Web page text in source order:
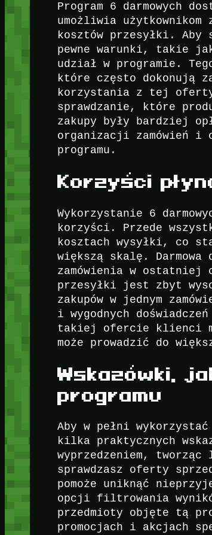
Program 6 darmowych
umożliwia użytkownikom
kosztów przesyłki.
pewne warunki, takie
udział w programie.
które często dokonują
korzystania z tej oferty
sprawdzanie, które
zakupy były bardziej
organizacji zamówień i
programu.
Korzyści
Wykorzystanie 6
korzyści. Przede
kosztach wysyłki, co
większą skalę.
zamówienia w
przesyłki jest zbyt
zakupów w jednym
i wygodnych
takiej ofercie klienci
może prowadzić do
Wskazówki,
programu
Aby w pełni
kilka praktycznych
wyprzedzeniem,
sprawdzasz oferty
pomoże uniknąć
opcji filtrowania
przedmioty objęte tą
promocjach i akcjach